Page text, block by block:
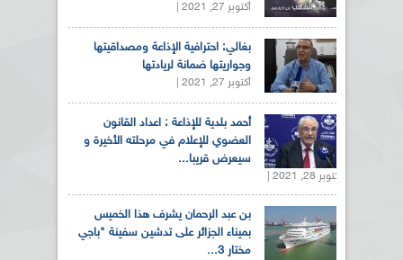
أكتوبر 27, 2021 |
بغالي: احترافية الإذاعة ومصداقيتها
وجواريتها ضمانة لريادتها
أكتوبر 27, 2021 |
أحمد بلدية للإذاعة : اعداد القانون
العضوي للإعلام في مرحلته الأخيرة و
سيعرض قريبا...
أكتوبر 28, 2021 |
بن عبد الرحمان يشرف هذا الخميس
بميناء الجزائر على تدشين سفينة "باجي
مختار 3...